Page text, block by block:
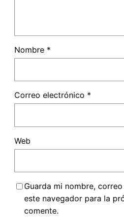
Nombre *
Correo electrónico *
Web
Guarda mi nombre,
este navegador para la
comente.